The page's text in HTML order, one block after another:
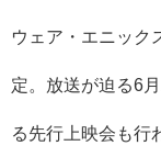
ウェア・エニック
定。放送が迫る6
る先行上映会も行